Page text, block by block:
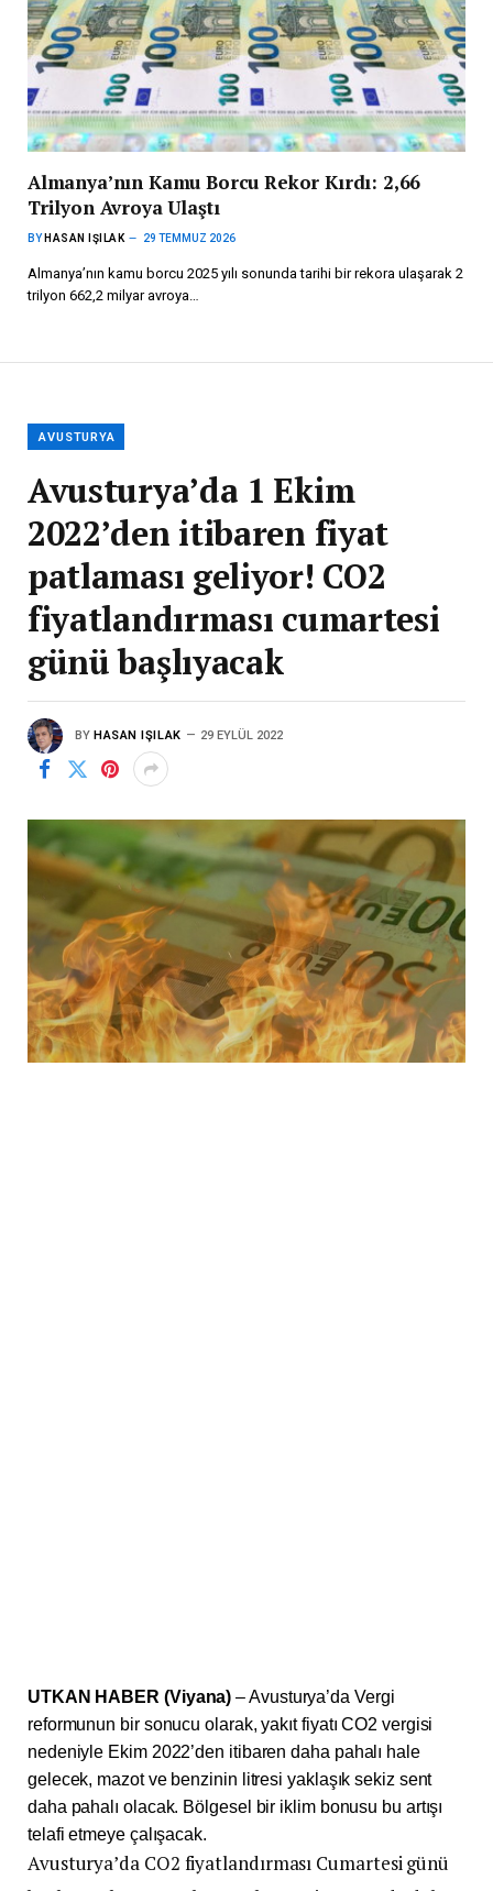
Almanya’nın Kamu Borcu Rekor Kırdı: 2,66
Trilyon Avroya Ulaştı
BY HASAN IŞILAK 29 TEMMUZ 2026
Almanya’nın kamu borcu 2025 yılı sonunda tarihi bir rekora ulaşarak 2
trilyon 662,2 milyar avroya…
AVUSTURYA
Avusturya’da 1 Ekim
2022’den itibaren fiyat
patlaması geliyor! CO2
fiyatlandırması cumartesi
günü başlıyacak
BY HASAN IŞILAK 29 EYLÜL 2022
UTKAN HABER (Viyana) – Avusturya’da Vergi
reformunun bir sonucu olarak, yakıt fiyatı CO2 vergisi
nedeniyle Ekim 2022’den itibaren daha pahalı hale
gelecek, mazot ve benzinin litresi yaklaşık sekiz sent
daha pahalı olacak. Bölgesel bir iklim bonusu bu artışı
telafi etmeye çalışacak.
Avusturya’da CO2 fiyatlandırması Cumartesi günü